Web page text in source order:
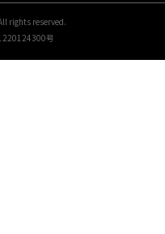
rights reserved.
号